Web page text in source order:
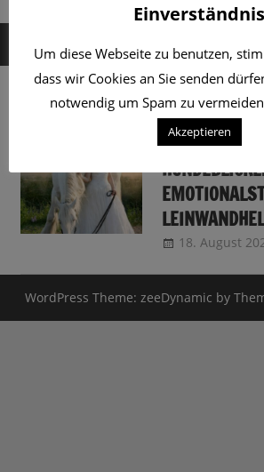
MENÜ
SCHLAGWORT:OSTWIND
18. August
WordPress Theme: zeeDynamic by
Einverständnis
Um diese Webseite zu benutzen,
dass wir Cookies an Sie senden
notwendig um Spam zu
Akzeptieren